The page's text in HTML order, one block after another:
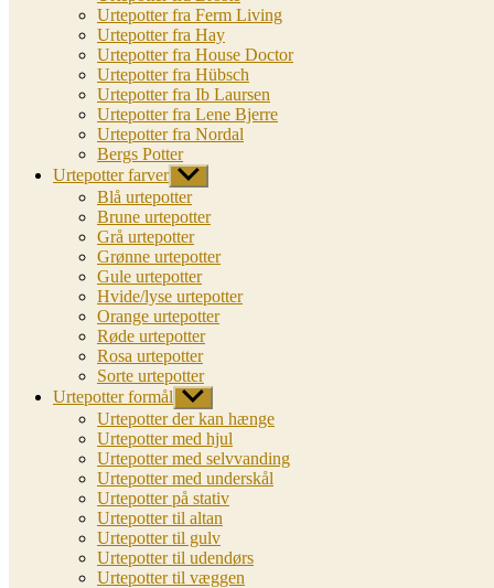
Urtepotter fra Ferm Living
Urtepotter fra Hay
Urtepotter fra House Doctor
Urtepotter fra Hübsch
Urtepotter fra Ib Laursen
Urtepotter fra Lene Bjerre
Urtepotter fra Nordal
Bergs Potter
Urtepotter farver Vis
undermenu
Blå urtepotter
Brune urtepotter
Grå urtepotter
Grønne urtepotter
Gule urtepotter
Hvide/lyse urtepotter
Orange urtepotter
Røde urtepotter
Rosa urtepotter
Sorte urtepotter
Urtepotter formål Vis
undermenu
Urtepotter der kan hænge
Urtepotter med hjul
Urtepotter med selvvanding
Urtepotter med underskål
Urtepotter på stativ
Urtepotter til altan
Urtepotter til gulv
Urtepotter til udendørs
Urtepotter til væggen